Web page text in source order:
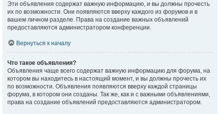
Эти объявления содержат важную информацию, и вы должны прочесть
их по возможности. Они появляются вверху каждого из форумов и в
вашем личном разделе. Права на создание важных объявлений
предоставляются администратором конференции.
Вернуться к началу
Что такое объявления?
Объявления чаще всего содержат важную информацию для форума, на
котором вы находитесь в настоящий момент, и вы должны прочесть их
по возможности. Объявления появляются вверху каждой страницы
форума, в котором они созданы. Так же, как и с важными объявлениями,
права на создание объявлений предоставляются администратором.